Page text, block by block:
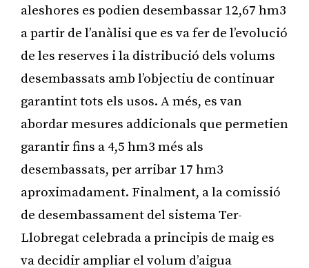
aleshores es podien desembassar 12,67 hm3
a partir de l’anàlisi que es va fer de l’evolució
de les reserves i la distribució dels volums
desembassats amb l’objectiu de continuar
garantint tots els usos. A més, es van
abordar mesures addicionals que permetien
garantir fins a 4,5 hm3 més als
desembassats, per arribar 17 hm3
aproximadament. Finalment, a la comissió
de desembassament del sistema Ter-
Llobregat celebrada a principis de maig es
va decidir ampliar el volum d’aigua